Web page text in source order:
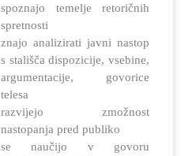
spoznajo temelje retoričnih
spretnosti
znajo analizirati javni nastop
s stališča dispozicije, vsebine,
argumentacije, govorice
telesa
razvijejo zmožnost
nastopanja pred publiko
se naučijo v govoru